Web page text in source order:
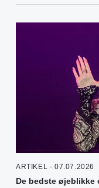
ARTIKEL - 07.07.2026
De bedste